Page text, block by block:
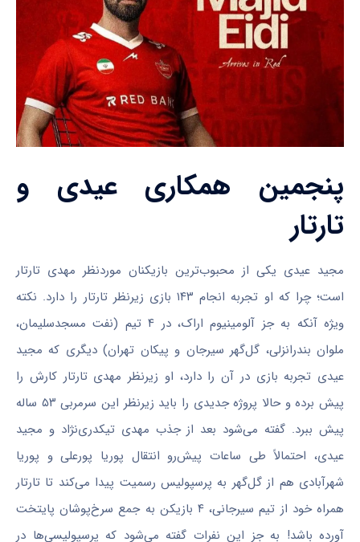
پنجمین همکاری عیدی و
تارتار
مجید عیدی یکی از محبوب‌ترین بازیکنان موردنظر مهدی تارتار
است؛ چرا که او تجربه انجام ۱۴۳ بازی زیرنظر تارتار را دارد. نکته
ویژه آنکه به جز آلومینیوم اراک، در ۴ تیم (نفت مسجدسلیمان،
ملوان بندرانزلی، گل‌گهر سیرجان و پیکان تهران) دیگری که مجید
عیدی تجربه بازی در آن را دارد، او زیرنظر مهدی تارتار کارش را
پیش برده و حالا پروژه جدیدی را باید زیرنظر این سرمربی ۵۳ ساله
پیش ببرد. گفته می‌شود بعد از جذب مهدی تیکدری‌نژاد و مجید
عیدی، احتمالاً طی ساعات پیش‌رو انتقال پوریا پورعلی و پوریا
شهرآبادی هم از گل‌گهر به پرسپولیس رسمیت پیدا می‌کند تا تارتار
همراه خود از تیم سیرجانی، ۴ بازیکن به جمع سرخ‌پوشان پایتخت
آورده باشد! به جز این نفرات گفته می‌شود که پرسپولیسی‌ها در